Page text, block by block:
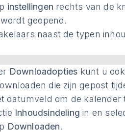
instellingen rechts van de
wordt geopend.
naast de typen
Downloadopties kunt u
die zijn gepost
datumveld om de kalender
Inhoudsindeling in en
Downloaden.